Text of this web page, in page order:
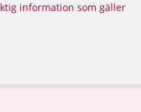
information som gäller